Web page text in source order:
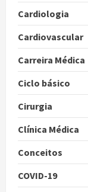
Cardiologia
Cardiovascular
Carreira Médica
Ciclo básico
Cirurgia
Clínica Médica
Conceitos
COVID-19